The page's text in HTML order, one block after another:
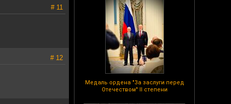
Медаль ордена "За заслуги перед
Отечеством" II степени
# 11
# 12